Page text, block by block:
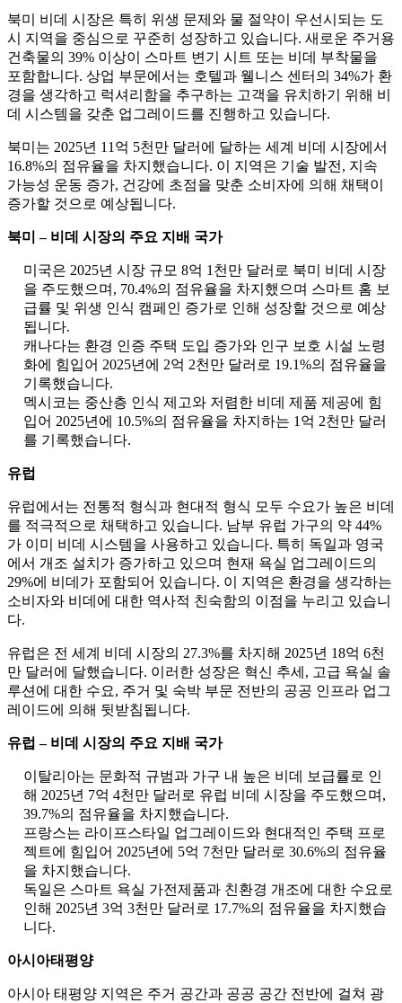
북미 비데 시장은 특히 위생 문제와 물 절약이 우선시되는 도
시 지역을 중심으로 꾸준히 성장하고 있습니다. 새로운 주거용
건축물의 39% 이상이 스마트 변기 시트 또는 비데 부착물을
포함합니다. 상업 부문에서는 호텔과 웰니스 센터의 34%가 환
경을 생각하고 럭셔리함을 추구하는 고객을 유치하기 위해 비
데 시스템을 갖춘 업그레이드를 진행하고 있습니다.
북미는 2025년 11억 5천만 달러에 달하는 세계 비데 시장에서
16.8%의 점유율을 차지했습니다. 이 지역은 기술 발전, 지속
가능성 운동 증가, 건강에 초점을 맞춘 소비자에 의해 채택이
증가할 것으로 예상됩니다.
북미 – 비데 시장의 주요 지배 국가
미국은 2025년 시장 규모 8억 1천만 달러로 북미 비데 시장
을 주도했으며, 70.4%의 점유율을 차지했으며 스마트 홈 보
급률 및 위생 인식 캠페인 증가로 인해 성장할 것으로 예상
됩니다.
캐나다는 환경 인증 주택 도입 증가와 인구 보호 시설 노령
화에 힘입어 2025년에 2억 2천만 달러로 19.1%의 점유율을
기록했습니다.
멕시코는 중산층 인식 제고와 저렴한 비데 제품 제공에 힘
입어 2025년에 10.5%의 점유율을 차지하는 1억 2천만 달러
를 기록했습니다.
유럽
유럽에서는 전통적 형식과 현대적 형식 모두 수요가 높은 비데
를 적극적으로 채택하고 있습니다. 남부 유럽 가구의 약 44%
가 이미 비데 시스템을 사용하고 있습니다. 특히 독일과 영국
에서 개조 설치가 증가하고 있으며 현재 욕실 업그레이드의
29%에 비데가 포함되어 있습니다. 이 지역은 환경을 생각하는
소비자와 비데에 대한 역사적 친숙함의 이점을 누리고 있습니
다.
유럽은 전 세계 비데 시장의 27.3%를 차지해 2025년 18억 6천
만 달러에 달했습니다. 이러한 성장은 혁신 추세, 고급 욕실 솔
루션에 대한 수요, 주거 및 숙박 부문 전반의 공공 인프라 업그
레이드에 의해 뒷받침됩니다.
유럽 ​​– 비데 시장의 주요 지배 국가
이탈리아는 문화적 규범과 가구 내 높은 비데 보급률로 인
해 2025년 7억 4천만 달러로 유럽 비데 시장을 주도했으며,
39.7%의 점유율을 차지했습니다.
프랑스는 라이프스타일 업그레이드와 현대적인 주택 프로
젝트에 힘입어 2025년에 5억 7천만 달러로 30.6%의 점유율
을 차지했습니다.
독일은 스마트 욕실 가전제품과 친환경 개조에 대한 수요로
인해 2025년 3억 3천만 달러로 17.7%의 점유율을 차지했습
니다.
아시아태평양
아시아 태평양 지역은 주거 공간과 공공 공간 전반에 걸쳐 광